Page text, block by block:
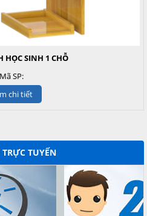
HỌC SINH 1 CHỖ
Mã SP:
chi tiết
TUYẾN